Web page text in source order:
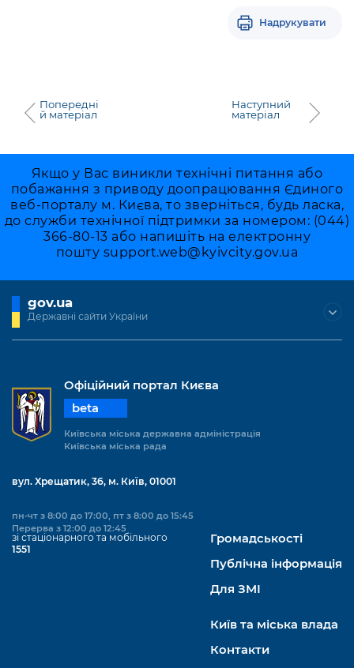
Надрукувати
Попередні
й матеріал
Наступний
матеріал
Якщо у Вас виникли технічні питання або
побажання з приводу доопрацювання Єдиного
веб-порталу м. Києва, то зверніться, будь ласка,
до служби технічної підтримки за номером: (044)
366-80-13 або напишіть на електронну
пошту support.web@kyivcity.gov.ua
gov.ua
Державні сайти України
Офіційний портал Києва
beta
Київська міська державна адміністрація
Київська міська рада
вул. Хрещатик, 36, м. Київ, 01001
пн-чт з 8:00 до 17:00, пт з 8:00 до 15:45
Перерва з 12:00 до 12:45
зі стаціонарного та мобільного
1551
Громадськості
Публічна інформація
Для ЗМІ
Київ та міська влада
Контакти